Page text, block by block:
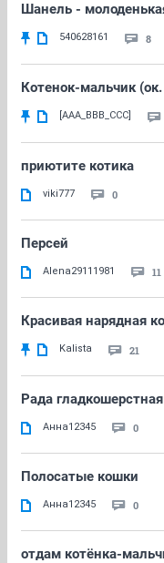
Шанель -
540628161 8
Котенок-мальчик
[AAA_BBB_CCC]
приютите котика
viki777 0
Персей
Alena29111981 11
Красивая нарядная
Kalista 21
Рада
Анна12345 0
Полосатые кошки
Анна12345 0
отдам котёнка-